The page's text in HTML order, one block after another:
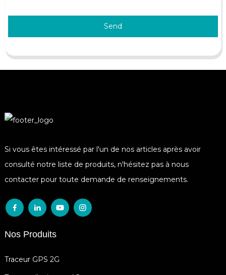
Send
Si vous êtes intéressé par l'un de nos articles après avoir
consulté notre liste de produits, n'hésitez pas à nous
contacter pour toute demande de renseignements.
Nos Produits
Traceur GPS 2G